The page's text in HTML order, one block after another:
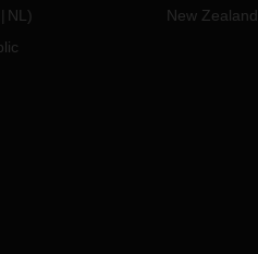
NL )
New Zealand